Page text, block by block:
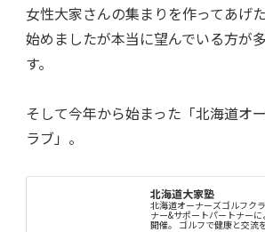
女性大家さんの集まりを作ってあげ
始めましたが本当に望んでいる方が
す。
そして今年から始まった「北海道オ
ラブ」。
北海道大家塾
北海道オーナーズゴルフク
ナー&サポートパートナー
開催。 ゴルフで健康と交流